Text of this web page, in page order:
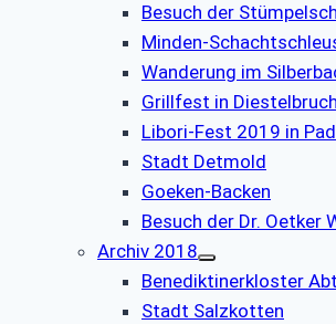
Besuch der
Minden-
Wanderung im
Grillfest in Diestelbruch
Libori-Fest 2019 in
Stadt Detmold
Goeken-Backen
Besuch der Dr. Oetker
Archiv 2018
Benediktinerkloster
Stadt Salzkotten